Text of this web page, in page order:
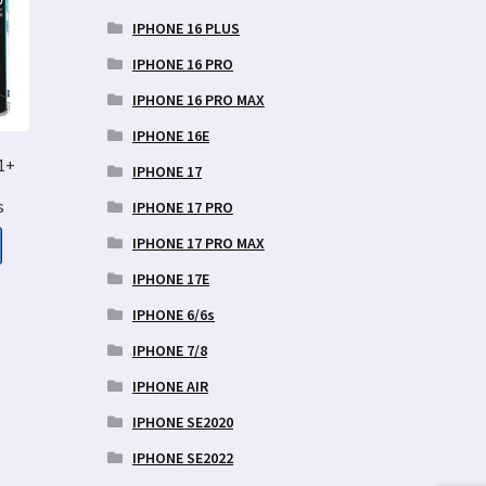
IPHONE 16 PLUS
IPHONE 16 PRO
IPHONE 16 PRO MAX
IPHONE 16E
IPHONE 17
IPHONE 17 PRO
IPHONE 17 PRO MAX
IPHONE 17E
IPHONE 6/6s
IPHONE 7/8
IPHONE AIR
IPHONE SE2020
IPHONE SE2022